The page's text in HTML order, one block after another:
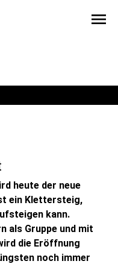
menu
heute der neue
ein Klettersteig,
kann.
als Gruppe und mit
die Eröffnung
noch immer